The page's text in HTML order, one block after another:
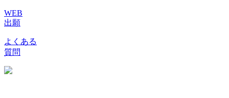
WEB
出願
よくある
質問